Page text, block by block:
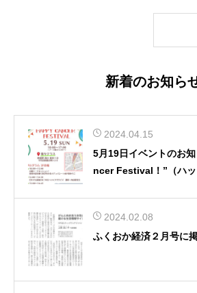
新着のお知ら
2024.04.15
5月19日イベントのお
ncer Festival！”（ハ
2024.02.08
ふくおか経済２月号に